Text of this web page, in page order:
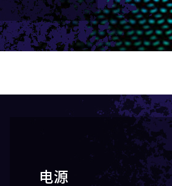
电源